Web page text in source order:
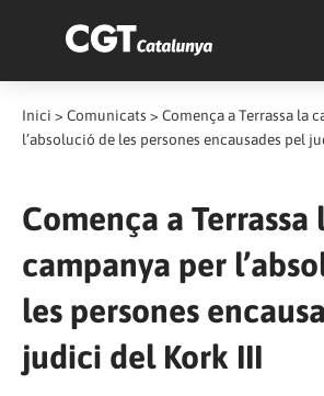
Inici > Comunicats > Comença a Terrassa la
l’absolució de les persones encausades pel
Comença a Terrassa
campanya per
les persones
judici del Kork III